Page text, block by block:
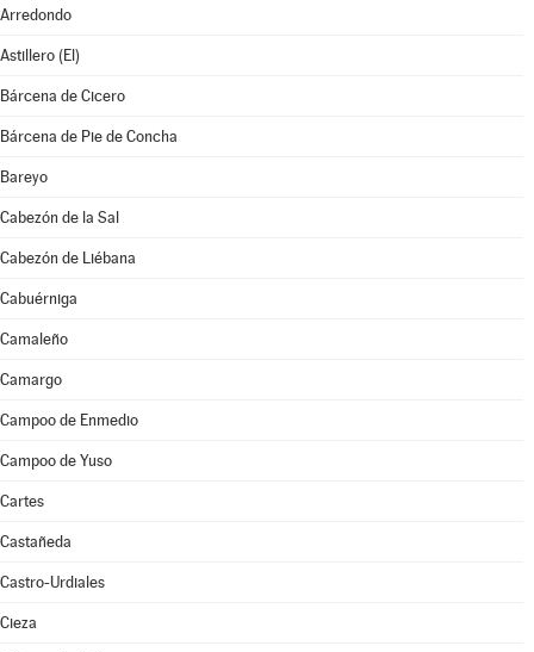
Arredondo
Astillero (El)
Bárcena de Cicero
Bárcena de Pie de Concha
Bareyo
Cabezón de la Sal
Cabezón de Liébana
Cabuérniga
Camaleño
Camargo
Campoo de Enmedio
Campoo de Yuso
Cartes
Castañeda
Castro-Urdiales
Cieza